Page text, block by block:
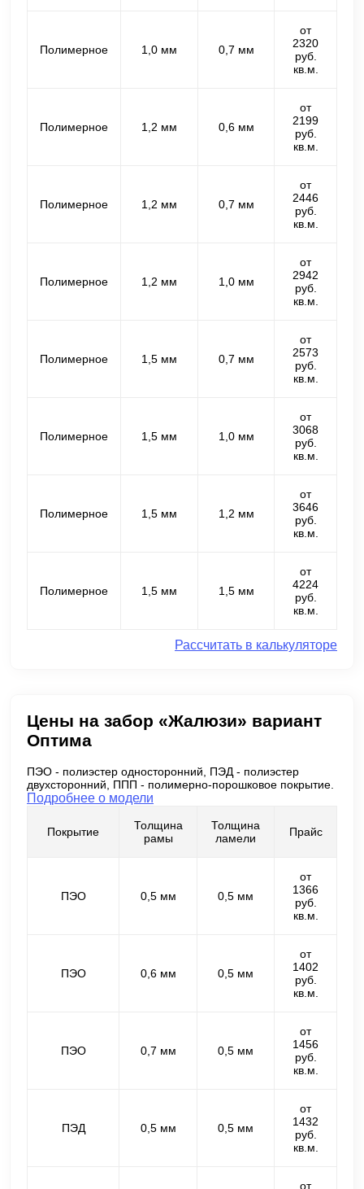
Полимерное 1,0 мм 0,7 мм
от
2320
руб.
кв.м.
Полимерное 1,2 мм 0,6 мм
от
2199
руб.
кв.м.
Полимерное 1,2 мм 0,7 мм
от
2446
руб.
кв.м.
Полимерное 1,2 мм 1,0 мм
от
2942
руб.
кв.м.
Полимерное 1,5 мм 0,7 мм
от
2573
руб.
кв.м.
Полимерное 1,5 мм 1,0 мм
от
3068
руб.
кв.м.
Полимерное 1,5 мм 1,2 мм
от
3646
руб.
кв.м.
Полимерное 1,5 мм 1,5 мм
от
4224
руб.
кв.м.
Рассчитать в калькуляторе
Цены на забор «Жалюзи» вариант
Оптима
ПЭО - полиэстер односторонний, ПЭД - полиэстер
двухсторонний, ППП - полимерно-порошковое покрытие.
Подробнее о модели
Покрытие
Толщина
рамы
Толщина
ламели
Прайс
ПЭО 0,5 мм 0,5 мм
от
1366
руб.
кв.м.
ПЭО 0,6 мм 0,5 мм
от
1402
руб.
кв.м.
ПЭО 0,7 мм 0,5 мм
от
1456
руб.
кв.м.
ПЭД 0,5 мм 0,5 мм
от
1432
руб.
кв.м.
от